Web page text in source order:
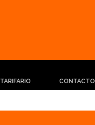
TARIFARIO CONTACTO